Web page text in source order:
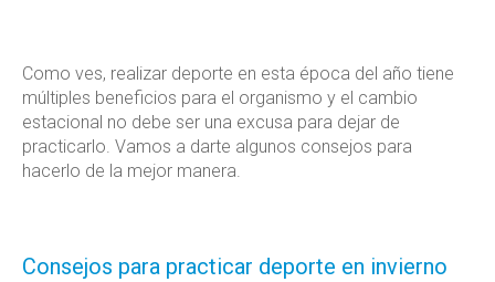
Como ves, realizar deporte en esta época del año tiene
múltiples beneficios para el organismo y el cambio
estacional no debe ser una excusa para dejar de
practicarlo. Vamos a darte algunos consejos para
hacerlo de la mejor manera.
Consejos para practicar deporte en invierno